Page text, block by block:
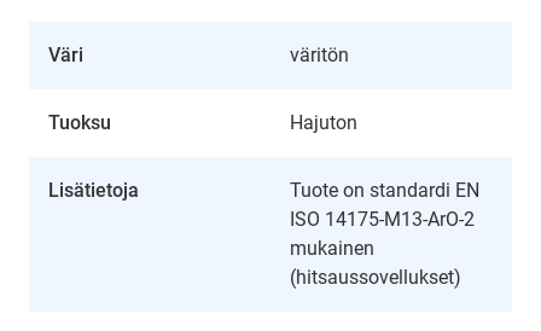
Väri väritön
Tuoksu Hajuton
Lisätietoja
Tuote on standardi EN
ISO 14175-M13-ArO-2
mukainen
(hitsaussovellukset)